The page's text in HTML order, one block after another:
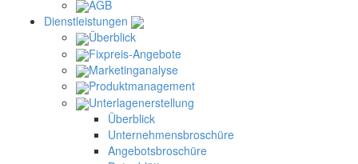
AGB
Dienstleistungen
Überblick
Fixpreis-Angebote
Marketinganalyse
Produktmanagement
Unterlagenerstellung
Überblick
Unternehmensbroschüre
Angebotsbroschüre